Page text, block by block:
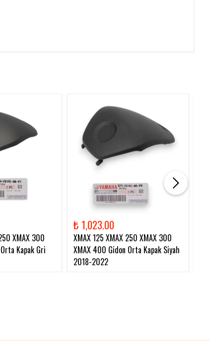
XMAX 300
Kapak Gri
₺ 1,023.00
XMAX 125 XMAX 250 XMAX 300
XMAX 400 Gidon Orta Kapak Siyah
2018-2022